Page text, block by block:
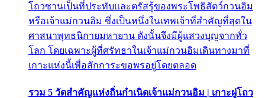
โถวซานเป็นที่ประทับและตรัสรู้ของพระโพธิสัตว์กวนอิม
หรือเจ้าแม่กวนอิม ซึ่งเป็นหนึ่งในเทพเจ้าที่สำคัญที่สุดใน
ศาสนาพุทธนิกายมหายาน ดังนั้นจึงมีผู้แสวงบุญจากทั่ว
โลก โดยเฉพาะผู้ที่ศรัทธาในเจ้าแม่กวนอิมเดินทางมาที่
เกาะแห่งนี้เพื่อสักการะขอพรอยู่โดยตลอด
รวม 5 วัดสำคัญแห่งถิ่นกำเนิดเจ้าแม่กวนอิม | เกาะผู่โถว